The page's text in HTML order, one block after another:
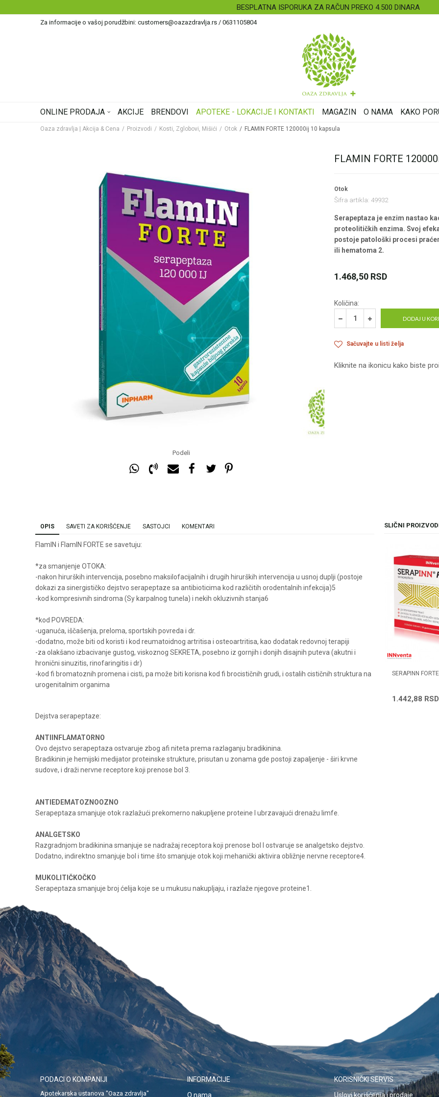
Za informacije o vašoj porudžbini: customers@oazazdravlja.rs / 0631105804
ONLINE PRODAJA AKCIJE BRENDOVI APOTEKE - LOKACIJE I KONTAKTI MAGAZIN O NAMA KAKO
Oaza zdravlja | Akcija & Cena Proizvodi Kosti, Zglobovi, Mišići Otok FLAMIN FORTE 120000ij 10 kapsula
Podeli
FLAMIN FORTE
Otok
Šifra artikla: 49932
Serapeptaza je enzim nastao
proteolitičkih enzima. Svoj
postoje patološki procesi
ili hematoma 2.
1.468,50 RSD
Količina:
DODAJ U
Sačuvajte u listi želja
Kliknite na ikonicu kako biste
OPIS SAVETI ZA KORIŠĆENJE SASTOJCI KOMENTARI
FlamIN i FlamIN FORTE se savetuju:
*za smanjenje OTOKA:
-nakon hirurških intervencija, posebno maksilofacijalnih i drugih hirurških intervencija u usnoj duplji (postoje
dokazi za sinergističko dejstvo serapeptaze sa antibioticima kod različitih orodentalnih infekcija)5
-kod kompresivnih sindroma (Sy karpalnog tunela) i nekih okluzivnih stanja6
*kod POVREDA:
-uganuća, iščašenja, preloma, sportskih povreda i dr.
-dodatno, može biti od koristi i kod reumatoidnog artritisa i osteoartritisa, kao dodatak redovnoj terapiji
-za olakšano izbacivanje gustog, viskoznog SEKRETA, posebno iz gornjih i donjih disajnih puteva (akutni i
hronični sinuzitis, rinofaringitis i dr)
-kod fi bromatoznih promena i cisti, pa može biti korisna kod fi brocističnih grudi, i ostalih cističnih struktura na
urogenitalnim organima
Dejstva serapeptaze:
ANTIINFLAMATORNO
Ovo dejstvo serapeptaza ostvaruje zbog afi niteta prema razlaganju bradikinina.
Bradikinin je hemijski medijator proteinske strukture, prisutan u zonama gde postoji zapaljenje - širi krvne
sudove, i draži nervne receptore koji prenose bol 3.
ANTIEDEMATOZNOOZNO
Serapeptaza smanjuje otok razlažući prekomerno nakupljene proteine I ubrzavajući drenažu limfe.
ANALGETSKO
Razgradnjom bradikinina smanjuje se nadražaj receptora koji prenose bol I ostvaruje se analgetsko dejstvo.
Dodatno, indirektno smanjuje bol i time što smanjuje otok koji mehanički aktivira obližnje nervne receptore4.
MUKOLITIČKOČKO
Serapeptaza smanjuje broj ćelija koje se u mukusu nakupljaju, i razlaže njegove proteine1.
Poruka
POŠALJI
SLIČNI
SERRAPEPTASE 30 KAPSULA CHYMORAL 30X100000I.J. SERAPINN
1.442,88 RSD
PODACI O KOMPANIJI
Apotekarska ustanova "Oaza zdravlja"
INFORMACIJE
O nama
KORISNIČKI SERVIS
Uslovi korišćenja i prodaje